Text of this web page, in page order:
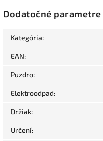
Dodatočné parametre
Kategória:
EAN:
Puzdro:
Elektroodpad:
Držiak:
Určení: